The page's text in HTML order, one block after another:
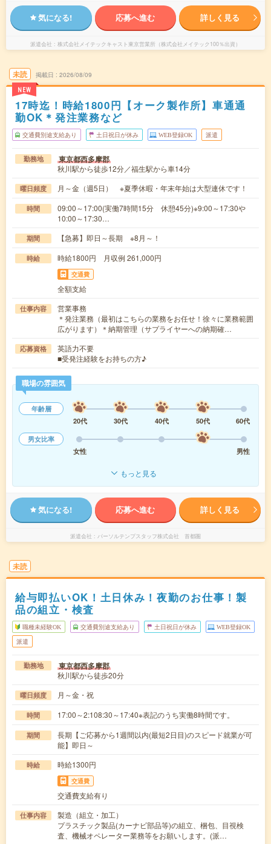
気になる! 応募へ進む 詳しく見る
派遣会社 株式会社メイテックキャスト東京営業所（株式会社メイテック100％出資）
未読
NEW
掲載日 2026/08/09
17時迄！時給1800円【オーク製作所】車通通
勤OK＊発注業務など
交通費別途支給あり 土日祝日が休み WEB登録OK 派遣
勤務地 東京都西多摩郡
秋川駅から徒歩12分／福生駅から車14分
曜日頻度 月～金（週5日） ※夏季休暇・年末年始は大型連休です！
時間
09:00～17:00(実働7時間15分 休憩45分)※9:00～17:30や
10:00～17:30…
期間 【急募】即日～長期 ※8月～！
時給 時給1800円 月収例 261,000円
交通費
全額支給
仕事内容
営業事務
＊発注業務（最初はこちらの業務をお任せ！徐々に業務範囲
広がります）＊納期管理（サプライヤーへの納期確…
応募資格
英語力不要
■受発注経験をお持ちの方♪
職場の雰囲気
年齢層
20代
30代 40代 50代
60代
男女比率
女性
男性
もっと見る
気になる! 応募へ進む 詳しく見る
派遣会社 パーソルテンプスタッフ株式会社 首都圏
未読
給与即払いOK！土日休み！夜勤のお仕事！製
品の組立・検査
職種未経験OK 交通費別途支給あり 土日祝日が休み WEB登録OK
派遣
勤務地 東京都西多摩郡
秋川駅から徒歩20分
曜日頻度 月～金・祝
時間 17:00～2:108:30～17:40※表記のうち実働8時間です。
期間
長期【ご応募から1週間以内(最短2日目)のスピード就業が可
能】即日～
時給 時給1300円
交通費
交通費支給有り
仕事内容
製造（組立・加工）
プラスチック製品(カーナビ部品等)の組立、梱包、目視検
査、機械オペレーター業務等をお願いします。(派…